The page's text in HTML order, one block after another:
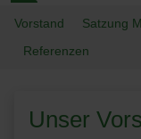
Vorstand Satzung
Referenzen
Unser